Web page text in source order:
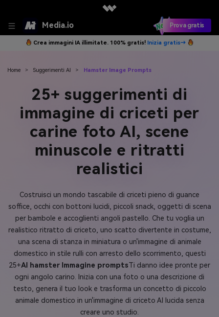
Media.io Prova gratis
Crea immagini IA illimitate. 100% gratis! Inizia gratis→
Home > Suggerimenti AI > Hamster Image Prompts
25+ suggerimenti di
immagine di criceti per
carine foto AI, scene
minuscole e ritratti
realistici
Costruisci un mondo tascabile di criceti pieno di guance
soffice, occhi con bottoni lucidi, piccoli snack, oggetti di scena
per bambole e accoglienti angoli pastello. Che tu voglia un
realistico ritratto di criceto, uno scatto divertente in costume,
una scena di stanza in miniatura o un'immagine di animale
domestico in stile rulli con arresto dello scorrimento, questi
25+AI hamster Immagine promptsTi danno idee pronte per
ogni angolo carino. Inizia con una foto o una descrizione di
testo, genera il tuo look e trasforma un concetto di piccolo
animale domestico in un'immagine di criceto AI lucida senza
creare uno studio.